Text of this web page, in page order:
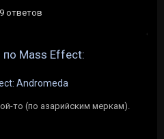
ответов
по Mass Effect:
Andromeda
то (по азарийским меркам).